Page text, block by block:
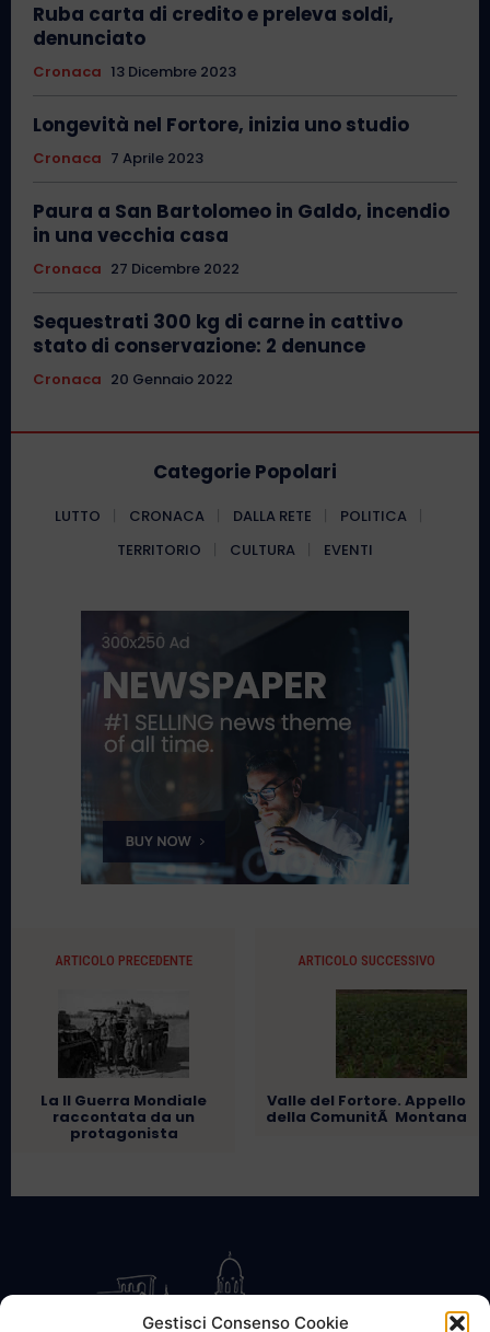
Gestisci Consenso Cookie
Ruba carta di credito e preleva soldi,
denunciato
Cronaca 13 Dicembre 2023
Longevità nel Fortore, inizia uno studio
Cronaca 7 Aprile 2023
Paura a San Bartolomeo in Galdo, incendio
in una vecchia casa
Cronaca 27 Dicembre 2022
Sequestrati 300 kg di carne in cattivo
stato di conservazione: 2 denunce
Cronaca 20 Gennaio 2022
Categorie Popolari
LUTTO CRONACA DALLA RETE
POLITICA
TERRITORIO
CULTURA EVENTI
ARTICOLO PRECEDENTE
La II Guerra Mondiale
raccontata da un
protagonista
ARTICOLO SUCCESSIVO
Valle del Fortore. Appello
della ComunitÃ Montana